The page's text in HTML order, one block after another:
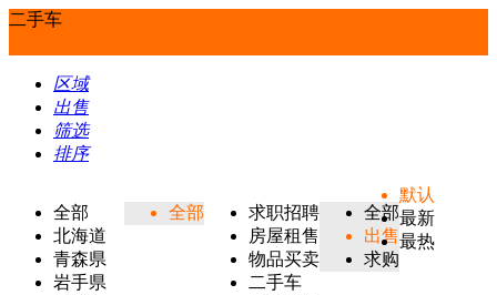
二手车
区域
出售
筛选
排序
全部
北海道
青森県
岩手県
全部
求职招聘
房屋租售
物品买卖
二手车
全部
出售
求购
默认
最新
最热